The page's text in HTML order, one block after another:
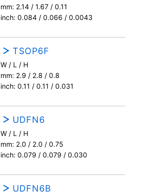
mm: 2.14 / 1.67 / 0.11
inch: 0.084 / 0.066 / 0.0043
TSOP6F
W / L / H
mm: 2.9 / 2.8 / 0.8
inch: 0.11 / 0.11 / 0.031
UDFN6
W / L / H
mm: 2.0 / 2.0 / 0.75
inch: 0.079 / 0.079 / 0.030
UDFN6B